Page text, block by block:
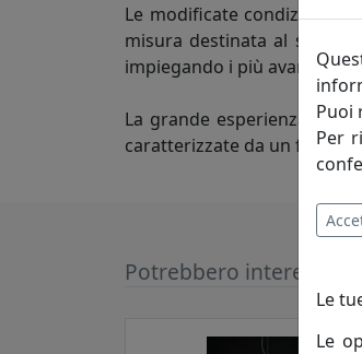
Le modificate condizioni
misura destinata al
impiegando i più avanzati
La grande esperienza
caratterizzate da un forte
Potrebbero interessarti
Puoi
Per
Le
Le